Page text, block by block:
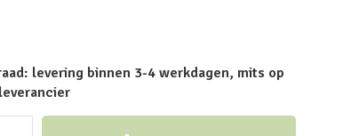
levering binnen 3-4 werkdagen, mits op